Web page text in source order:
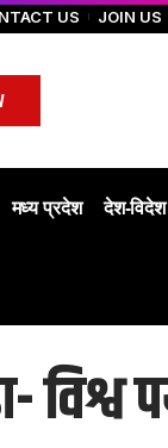
US JOIN US
मध्य प्रदेश देश-विदेश